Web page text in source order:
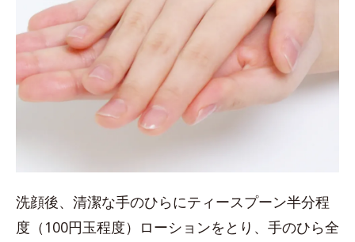
洗顔後、清潔な手のひらにティースプーン半分程
度（100円玉程度）ローションをとり、手のひら全